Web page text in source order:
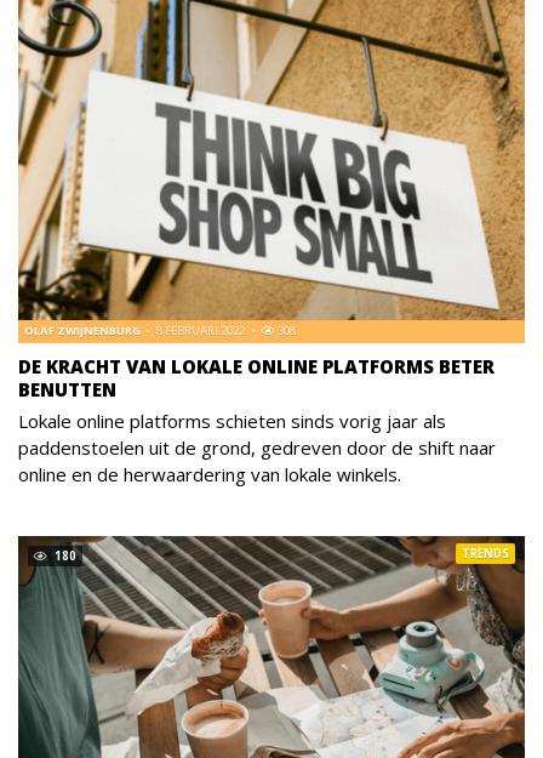
DE KRACHT VAN LOKALE ONLINE PLATFORMS BETER
BENUTTEN
OLAF ZWIJNENBURG 8 FEBRUARI 2022 308
Lokale online platforms schieten sinds vorig jaar als
paddenstoelen uit de grond, gedreven door de shift naar
online en de herwaardering van lokale winkels.
180 TRENDS